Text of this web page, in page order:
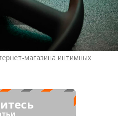
магазина интимных